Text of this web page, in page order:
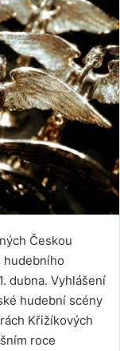
Českou
hudebního
dubna. Vyhlášení
hudební scény
Křižíkových
roce